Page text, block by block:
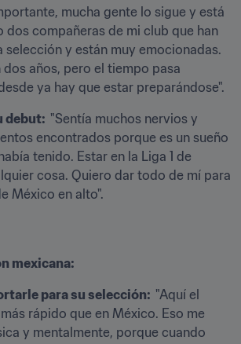
mucha gente lo sigue y está
dos compañeras de mi club que han
selección y están muy emocionadas.
dos años, pero el tiempo pasa
ya hay que estar preparándose".
debut: "Sentía muchos nervios y
encontrados porque es un sueño
tenido. Estar en la Liga 1 de
cosa. Quiero dar todo de mí para
México en alto".
mexicana:
para su selección: "Aquí el
rápido que en México. Eso me
y mentalmente, porque cuando